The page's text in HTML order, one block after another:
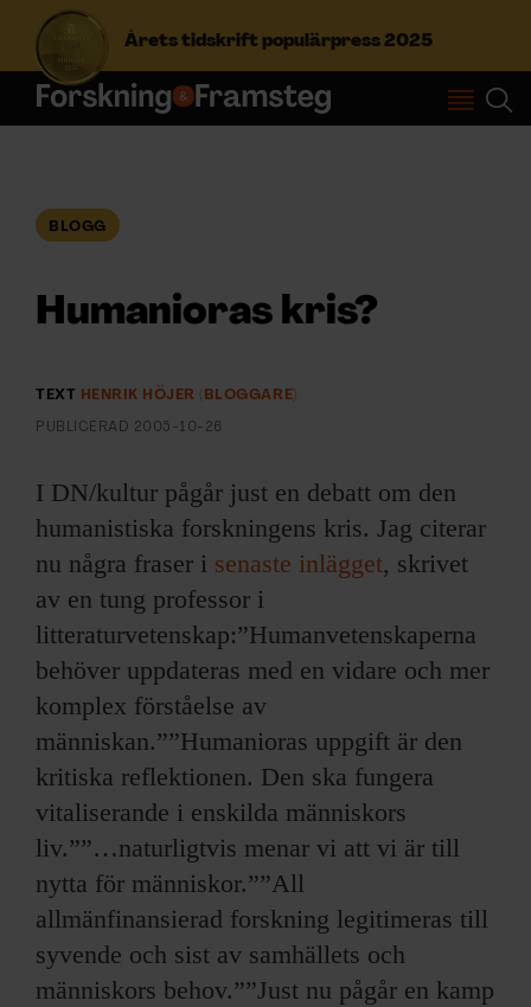
Årets tidskrift populärpress 2025
S
f
r
:
Logga in
ARKIV & E-TIDNING
LYSSNA/PODD
EVENEMANG & RESOR
SHOP
KONTAKTA F&F
SKRIV I F&F
PRENUMERERA PÅ F&F
ANNONSERA I F&F
BLOGG
Humanioras kris?
TEXT HENRIK HÖJER (BLOGGARE)
PUBLICERAD 2005-10-26
I DN/kultur pågår just en debatt om den
humanistiska forskningens kris. Jag citerar
nu några fraser i senaste inlägget, skrivet
av en tung professor i
litteraturvetenskap:”Humanvetenskaperna
behöver uppdateras med en vidare och mer
komplex förståelse av
människan.””Humanioras uppgift är den
kritiska reflektionen. Den ska fungera
vitaliserande i enskilda människors
liv.””…naturligtvis menar vi att vi är till
nytta för människor.””All
allmänfinansierad forskning legitimeras till
syvende och sist av samhällets och
människors behov.””Just nu pågår en kamp